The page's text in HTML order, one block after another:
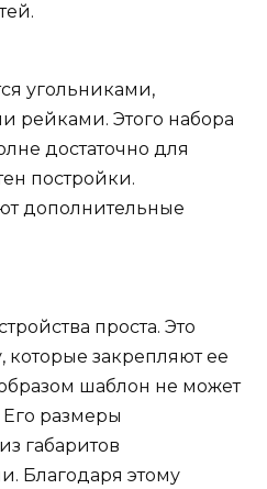
угольниками,
рейками. Этого набора
достаточно для
постройки.
дополнительные
проста. Это
которые закрепляют ее
шаблон не может
размеры
габаритов
Благодаря этому